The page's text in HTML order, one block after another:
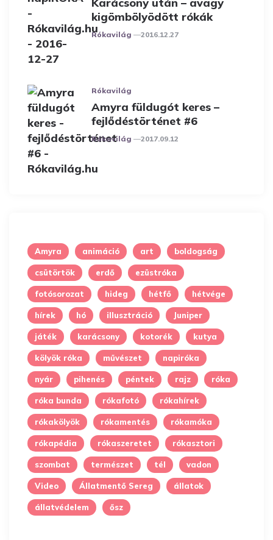
kigömbölyödött rókák
Posted
Rókavilág 2016.12.27
Rókavilág
Amyra füldugót keres –
fejlődéstörténet #6
Posted
Rókavilág 2017.09.12
Amyra animáció art boldogság
csütörtök erdő ezüstróka
fotósorozat hideg hétfő hétvége
hírek hó illusztráció Juniper
játék karácsony kotorék kutya
kölyök róka művészet napiróka
nyár pihenés péntek rajz róka
róka bunda rókafotó rókahírek
rókakölyök rókamentés rókamóka
rókapédia rókaszeretet rókasztori
szombat természet tél vadon
Video Állatmentő Sereg állatok
állatvédelem ősz